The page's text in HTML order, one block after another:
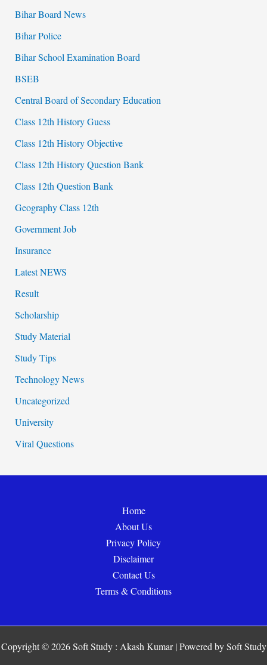
Bihar Board News
Bihar Police
Bihar School Examination Board
BSEB
Central Board of Secondary Education
Class 12th History Guess
Class 12th History Objective
Class 12th History Question Bank
Class 12th Question Bank
Geography Class 12th
Government Job
Insurance
Latest NEWS
Result
Scholarship
Study Material
Study Tips
Technology News
Uncategorized
University
Viral Questions
Home
About Us
Privacy Policy
Disclaimer
Contact Us
Terms & Conditions
Copyright © 2026 Soft Study : Akash Kumar | Powered by Soft Study